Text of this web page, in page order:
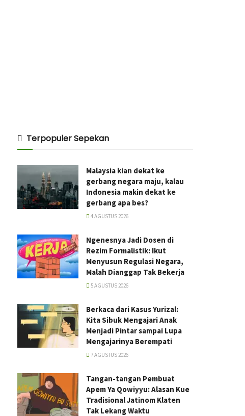
Terpopuler Sepekan
Malaysia kian dekat ke
gerbang negara maju, kalau
Indonesia makin dekat ke
gerbang apa bes?
4 AGUSTUS 2026
Ngenesnya Jadi Dosen di
Rezim Formalistik: Ikut
Menyusun Regulasi Negara,
Malah Dianggap Tak Bekerja
5 AGUSTUS 2026
Berkaca dari Kasus Yurizal:
Kita Sibuk Mengajari Anak
Menjadi Pintar sampai Lupa
Mengajarinya Berempati
7 AGUSTUS 2026
Tangan-tangan Pembuat
Apem Ya Qowiyyu: Alasan Kue
Tradisional Jatinom Klaten
Tak Lekang Waktu